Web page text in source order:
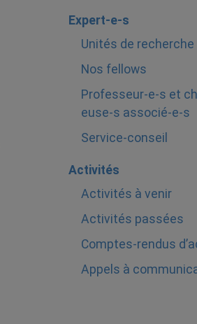
Expert-e-s
Unités de recherche
Nos fellows
Professeur-e-s et
euse-s associé-e-s
Service-conseil
Activités
Activités à venir
Activités passées
Comptes-rendus
Appels à